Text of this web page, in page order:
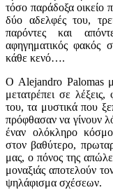
τόσο παράδοξα οικείο
δύο αδελφές του,
παρόντες και
αφηγηματικός φακός
κάθε κενό….
Ο Alejandro Palomas
μετατρέπει σε
του, τα μυστικά που
πρόφθασαν να γίνουν
έναν ολόκληρο
στον βαθύτερο,
μας, ο πόνος της
μοναξιάς αποτελούν
ψηλάφισμα σχέσεων.